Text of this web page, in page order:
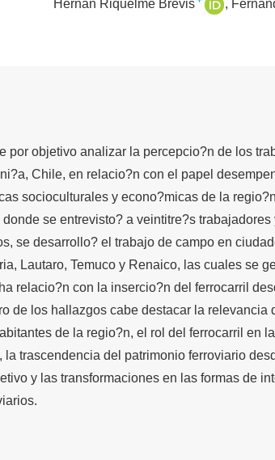
Hernán Riquelme Brevis
por objetivo analizar la percepcio?n de los
Chile, en relacio?n con el papel
socioculturales y econo?micas de la
se entrevisto? a veintitre?s trabajadores
se desarrollo? el trabajo de campo en
Lautaro, Temuco y Renaico, las cuales se
relacio?n con la insercio?n del ferrocarril
de los hallazgos cabe destacar la relevancia
de la regio?n, el rol del ferrocarril en
trascendencia del patrimonio ferroviario
y las transformaciones en las formas de